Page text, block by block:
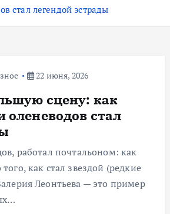
стал легендой эстрады
22 июня, 2026
сцену: как
оленеводов стал
работал почтальоном: как
как стал звездой (редкие
Леонтьева — это пример